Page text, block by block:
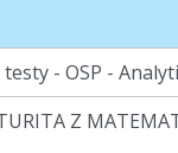
- OSP -
Z